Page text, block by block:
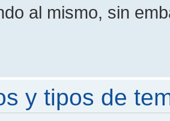
al mismo, sin
y tipos de